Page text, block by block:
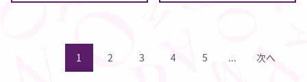
1 2 3 4 5 ... 次へ